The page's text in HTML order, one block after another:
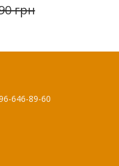
грн
646-89-60